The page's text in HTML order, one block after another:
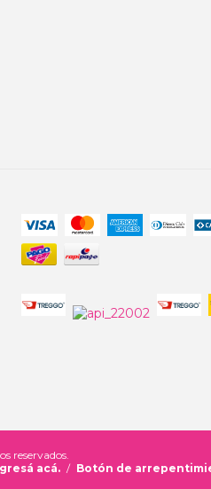
reservados.
acá. / Botón de